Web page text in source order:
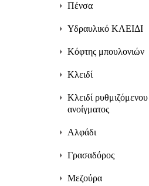
Πένσα
Υδραυλικό ΚΛΕΙΔΙ
Κόφτης μπουλονιών
Κλειδί
Κλειδί ρυθμιζόμενου
ανοίγματος
Αλφάδι
Γρασαδόρος
Μεζούρα